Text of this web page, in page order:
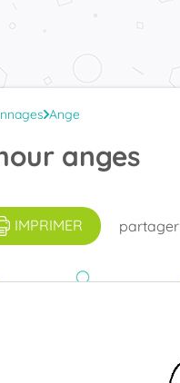
Ange
anges
IMPRIMER partager